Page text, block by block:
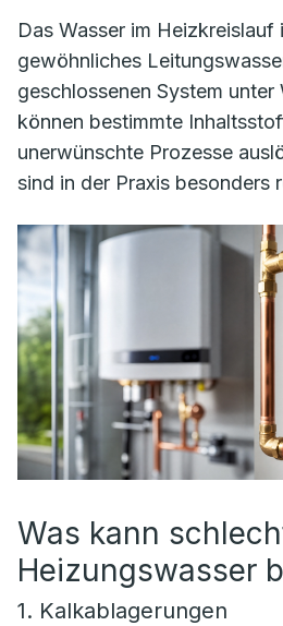
Das Wasser im Heizkreislauf
gewöhnliches
geschlossenen System unter
können bestimmte
unerwünschte Prozesse
sind in der Praxis besonders
Was kann
Heizungswasser
1. Kalkablagerungen